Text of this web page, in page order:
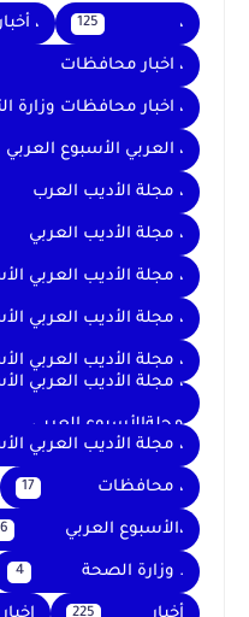
، 125 ،
، اخبار محافظات
، اخبار محافظات وزارة
، العربي الأسبوع العربي
، مجلة الأديب العرب
، مجلة الأديب العربي
، مجلة الأديب العربي
، مجلة الأديب العربي
، مجلة الأديب العربي
، مجلة الأديب العربي
مجلةالأسبوع العربي
، مجلة الأديب العربي
، محافظات 17
،الأسبوع العربي
. وزارة الصحة 4
225